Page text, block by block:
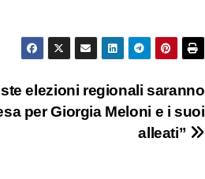
elezioni regionali saranno
per Giorgia Meloni e i suoi
alleati”